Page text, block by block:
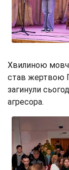
Хвилиною
став жертвою
загинули
агресора.